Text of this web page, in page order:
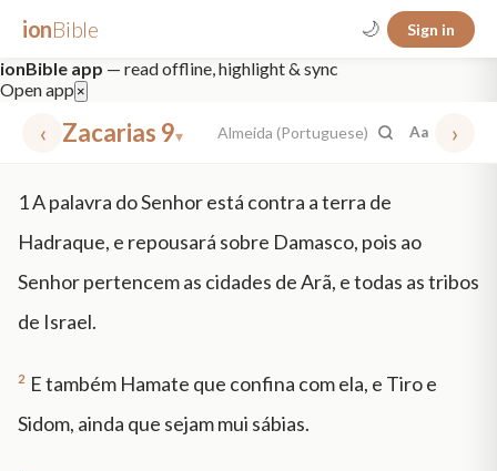
ionBible 🌙 Sign in
ionBible app — read offline, highlight & sync
Open app ×
‹ Zacarias 9▾ Almeida (Portuguese) Aa ›
"peace that passeth" grace -law
1A palavra do Senhor está contra a terra de
Hadraque, e repousará sobre Damasco, pois ao
Senhor pertencem as cidades de Arã, e todas as tribos
de Israel.
2 E também Hamate que confina com ela, e Tiro e
Sidom, ainda que sejam mui sábias.